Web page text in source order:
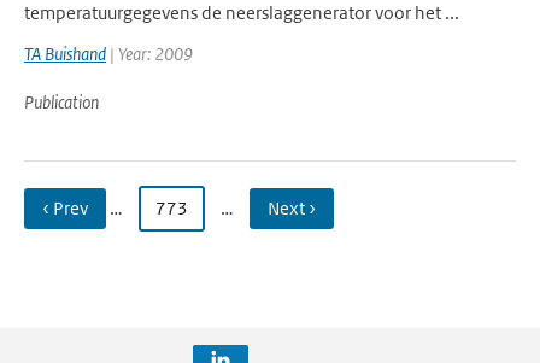
temperatuurgegevens de neerslaggenerator voor het ...
TA Buishand | Year: 2009
Publication
‹ Prev … 773 … Next ›